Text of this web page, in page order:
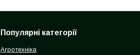
Популярні категорії
Агротехніка